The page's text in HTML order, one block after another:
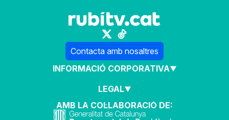
Contacta amb nosaltres
INFORMACIÓ CORPORATIVA
LEGAL
AMB LA COL·LABORACIÓ DE: